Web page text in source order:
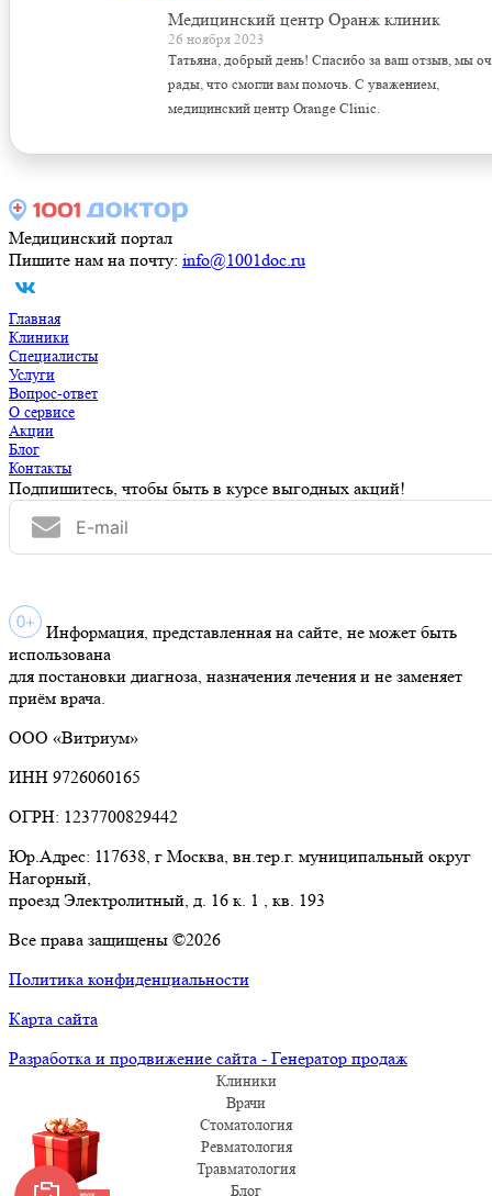
Медицинский центр Оранж клиник
26 ноября 2023
Татьяна, добрый день! Спасибо за ваш отзыв, мы
рады, что смогли вам помочь. С уважением,
медицинский центр Orange Clinic.
Медицинский портал
Пишите нам на почту: info@1001doc.ru
Главная
Клиники
Специалисты
Услуги
Вопрос-ответ
О сервисе
Акции
Блог
Контакты
Подпишитесь, чтобы быть в курсе выгодных акций!
Информация, представленная на сайте, не может быть
использована
для постановки диагноза, назначения лечения и не заменяет
приём врача.
ООО «Витриум»
ИНН 9726060165
ОГРН: 1237700829442
Юр.Адрес: 117638, г Москва, вн.тер.г. муниципальный округ
Нагорный,
проезд Электролитный, д. 16 к. 1 , кв. 193
Все права защищены ©2026
Политика конфиденциальности
Карта сайта
Разработка и продвижение сайта - Генератор продаж
Клиники
Врачи
Стоматология
Ревматология
Травматология
Блог